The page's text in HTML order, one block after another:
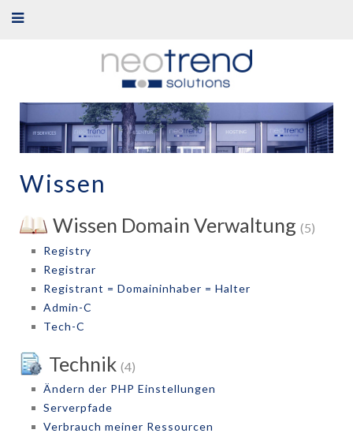
Wissen
Wissen Domain Verwaltung (5)
Registry
Registrar
Registrant = Domaininhaber = Halter
Admin-C
Tech-C
Technik (4)
Ändern der PHP Einstellungen
Serverpfade
Verbrauch meiner Ressourcen